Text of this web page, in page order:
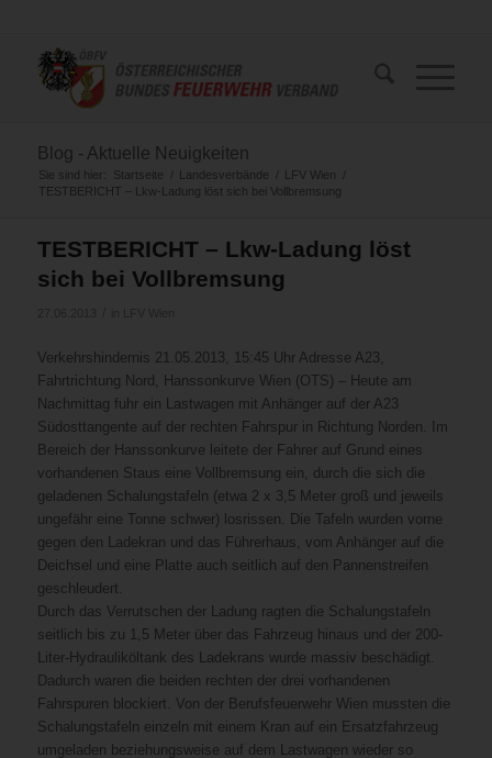
Blog - Aktuelle Neuigkeiten
Sie sind hier: Startseite / Landesverbände / LFV Wien
/
TESTBERICHT – Lkw-Ladung löst sich bei Vollbremsung
TESTBERICHT – Lkw-Ladung löst
sich bei Vollbremsung
Verkehrshindernis 21.05.2013, 15:45 Uhr Adresse A23,
Fahrtrichtung Nord, Hanssonkurve Wien (OTS) – Heute am
Nachmittag fuhr ein Lastwagen mit Anhänger auf der A23
Südosttangente auf der rechten Fahrspur in Richtung Norden. Im
Bereich der Hanssonkurve leitete der Fahrer auf Grund eines
vorhandenen Staus eine Vollbremsung ein, durch die sich die
geladenen Schalungstafeln (etwa 2 x 3,5 Meter groß und jeweils
ungefähr eine Tonne schwer) losrissen. Die Tafeln wurden vorne
gegen den Ladekran und das Führerhaus, vom Anhänger auf die
Deichsel und eine Platte auch seitlich auf den Pannenstreifen
geschleudert.
Durch das Verrutschen der Ladung ragten die Schalungstafeln
seitlich bis zu 1,5 Meter über das Fahrzeug hinaus und der 200-
Liter-Hydrauliköltank des Ladekrans wurde massiv beschädigt.
Dadurch waren die beiden rechten der drei vorhandenen
Fahrspuren blockiert. Von der Berufsfeuerwehr Wien mussten die
Schalungstafeln einzeln mit einem Kran auf ein Ersatzfahrzeug
umgeladen beziehungsweise auf dem Lastwagen wieder so